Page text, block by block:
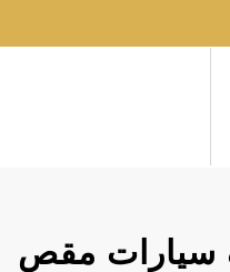
سيارات مقص